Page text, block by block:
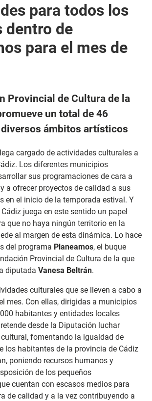
para todos los
dentro de
para el mes de
Provincial de Cultura de la
un total de 46
ámbitos artísticos
cargado de actividades culturales a
Los diferentes municipios
sus programaciones de cara a
a ofrecer proyectos de calidad a sus
en el inicio de la temporada estival. Y
juega en este sentido un papel
que no haya ningún territorio en la
al margen de esta dinámica. Lo hace
del programa Planeamos, el buque
Provincial de Cultura de la que
diputada Vanesa Beltrán.
culturales que se lleven a cabo a
mes. Con ellas, dirigidas a municipios
habitantes y entidades locales
desde la Diputación luchar
fomentando la igualdad de
los habitantes de la provincia de Cádiz
poniendo recursos humanos y
de los pequeños
cuentan con escasos medios para
de calidad y a la vez contribuyendo a